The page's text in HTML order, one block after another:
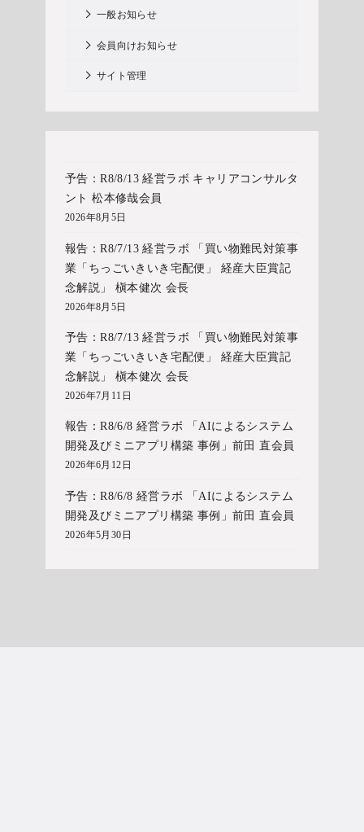
一般お知らせ
会員向けお知らせ
サイト管理
予告：R8/8/13 経営ラボ キャリアコンサルタ
ント 松本修哉会員
2026年8月5日
報告：R8/7/13 経営ラボ 「買い物難民対策事
業「ちっごいきいき宅配便」 経産大臣賞記
念解説」 槇本健次 会長
2026年8月5日
予告：R8/7/13 経営ラボ 「買い物難民対策事
業「ちっごいきいき宅配便」 経産大臣賞記
念解説」 槇本健次 会長
2026年7月11日
報告：R8/6/8 経営ラボ 「AIによるシステム
開発及びミニアプリ構築 事例」前田 直会員
2026年6月12日
予告：R8/6/8 経営ラボ 「AIによるシステム
開発及びミニアプリ構築 事例」前田 直会員
2026年5月30日